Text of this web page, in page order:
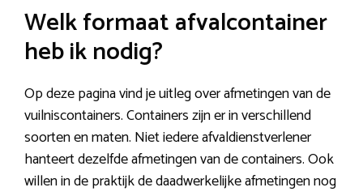
Welk formaat afvalcontainer
heb ik nodig?
Op deze pagina vind je uitleg over afmetingen van de
vuilniscontainers. Containers zijn er in verschillend
soorten en maten. Niet iedere afvaldienstverlener
hanteert dezelfde afmetingen van de containers. Ook
willen in de praktijk de daadwerkelijke afmetingen nog